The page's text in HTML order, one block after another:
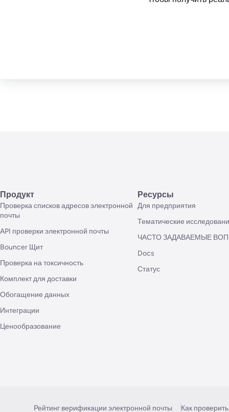
Продукт
Проверка списков адресов электронной
почты
API проверки электронной почты
Bouncer Щит
Проверка на токсичность
Комплект для доставки
Обогащение данных
Интеграции
Ценообразование
Ресурсы
Для предприятия
Тематические
ЧАСТО ЗАДАВАЕМЫЕ
Docs
Статус
Рейтинг верификации электронной почты Как